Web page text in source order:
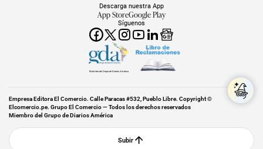
Síguenos
Descarga nuestra App
App StoreGoogle Play
Miembro del Grupo de Diarios América
Empresa Editora El Comercio. Calle Paracas #532, Pueblo Libre. Copyright ©
Elcomercio.pe. Grupo El Comercio — Todos los derechos reservados
Miembro del Grupo de Diarios América
Subir